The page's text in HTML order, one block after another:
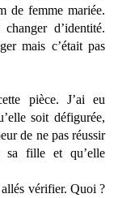
de femme mariée.
d’identité.
mais c’était pas
pièce. J’ai eu
soit défigurée,
de ne pas réussir
sa fille et qu’elle
allés vérifier. Quoi ?